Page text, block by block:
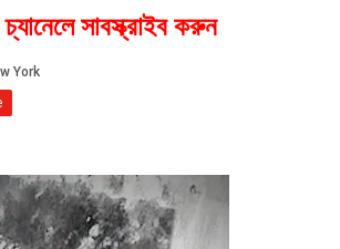
সাবস্ক্রাইব করুন